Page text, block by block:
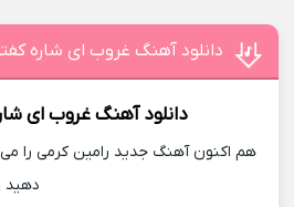
دانلود آهنگ غروب ای شاره
دانلود آهنگغروب ای
هم اکنون آهنگ جدید رامین کرمی را
دهید